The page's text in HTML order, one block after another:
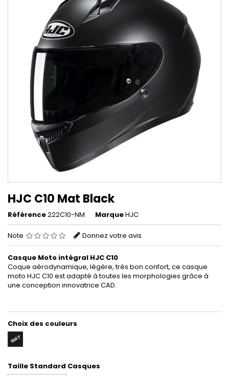
HJC C10 Mat Black
Référence222C10-NM MarqueHJC
Note Donnez votre avis
Casque Moto intégral HJC C10
Coque aérodynamique, légère, très bon confort, ce casque
moto HJC C10 est adapté à toutes les morphologies grâce à
une conception innovatrice CAD.
Choix des couleurs
Noir
mat
Taille Standard Casques